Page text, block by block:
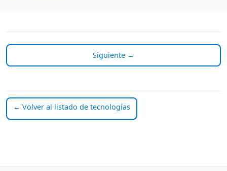
Siguiente →
← Volver al listado de tecnologías